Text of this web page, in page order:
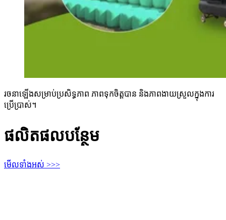
រចនាឡើងសម្រាប់ប្រសិទ្ធភាព ភាពទុកចិត្តបាន និងភាពងាយស្រួលក្នុងការ
ប្រើប្រាស់។
ផលិតផលបន្ថែម
មើលទាំងអស់ >>>